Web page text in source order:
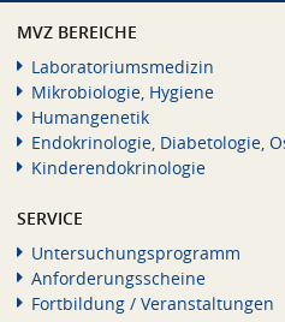
MVZ BEREICHE
Laboratoriumsmedizin
Mikrobiologie, Hygiene
Humangenetik
Endokrinologie, Diabetologie,
Kinderendokrinologie
SERVICE
Untersuchungsprogramm
Anforderungsscheine
Fortbildung / Veranstaltungen